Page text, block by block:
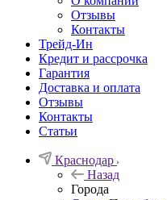
Отзывы
Контакты
Трейд-Ин
Кредит и рассрочка
Гарантия
Доставка и оплата
Отзывы
Контакты
Статьи
Краснодар
Назад
Города